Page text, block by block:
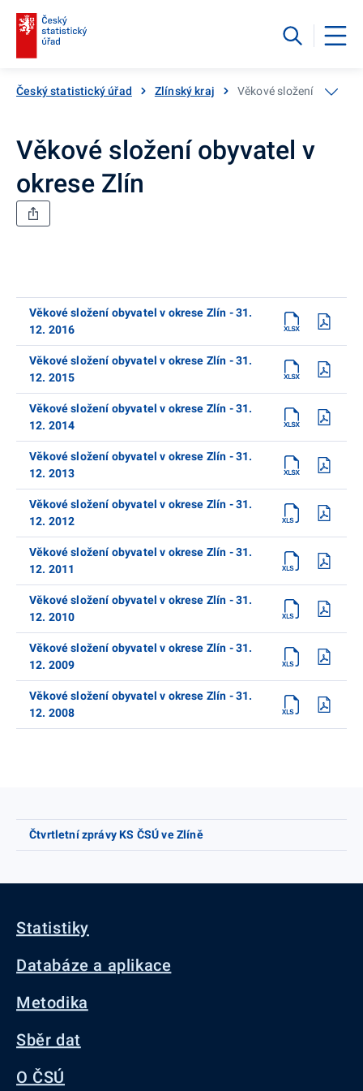
Český statistický úřad Zlínský kraj Věkové složení obyvatel
Věkové složení obyvatel v
okrese Zlín
Věkové složení obyvatel v okrese Zlín - 31.
12. 2016
Věkové složení obyvatel v okrese Zlín - 31.
12. 2015
Věkové složení obyvatel v okrese Zlín - 31.
12. 2014
Věkové složení obyvatel v okrese Zlín - 31.
12. 2013
Věkové složení obyvatel v okrese Zlín - 31.
12. 2012
Věkové složení obyvatel v okrese Zlín - 31.
12. 2011
Věkové složení obyvatel v okrese Zlín - 31.
12. 2010
Věkové složení obyvatel v okrese Zlín - 31.
12. 2009
Věkové složení obyvatel v okrese Zlín - 31.
12. 2008
Čtvrtletní zprávy KS ČSÚ ve Zlíně
Statistiky
Databáze a aplikace
Metodika
Sběr dat
O ČSÚ